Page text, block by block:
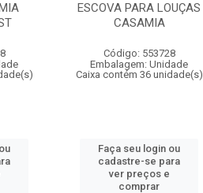
ESCOVA PARA LOUÇAS
CASAMIA
Código: 553728
Embalagem: Unidade
Caixa contém 36 unidade(s)
Faça seu login ou
cadastre-se para
ver preços e
comprar